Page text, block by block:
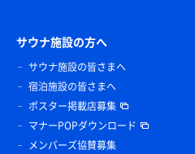
サウナ施設の方へ
サウナ施設の皆さまへ
宿泊施設の皆さまへ
ポスター掲載店募集
マナーPOPダウンロード
メンバーズ協賛募集